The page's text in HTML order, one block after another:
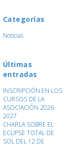
Categorías
Noticias
Últimas
entradas
INSCRIPCIÓN EN LOS
CURSOS DE LA
ASOCIACIÓN 2026-
2027
CHARLA SOBRE EL
ECLIPSE TOTAL DE
SOL DEL 12 DE